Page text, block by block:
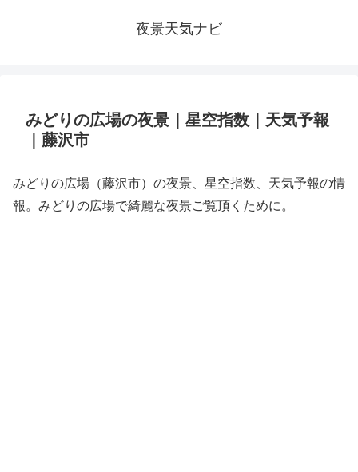
夜景天気ナビ
みどりの広場の夜景｜星空指数｜天気予報
｜藤沢市
みどりの広場（藤沢市）の夜景、星空指数、天気予報の情
報。みどりの広場で綺麗な夜景ご覧頂くために。